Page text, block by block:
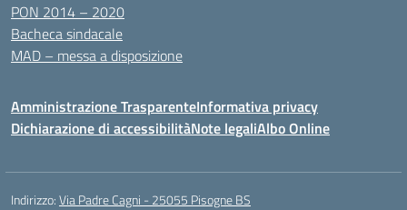
PON 2014 – 2020
Bacheca sindacale
MAD – messa a disposizione
Amministrazione TrasparenteInformativa privacy
Dichiarazione di accessibilitàNote legaliAlbo Online
Indirizzo:Via Padre Cagni - 25055 Pisogne BS